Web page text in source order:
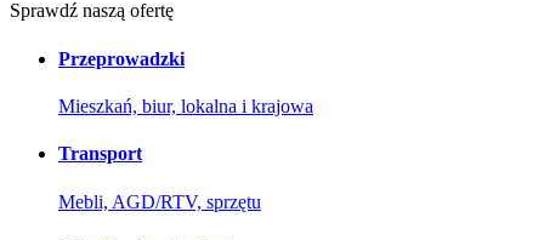
Sprawdź naszą ofertę
Przeprowadzki
Mieszkań, biur, lokalna i krajowa
Transport
Mebli, AGD/RTV, sprzętu